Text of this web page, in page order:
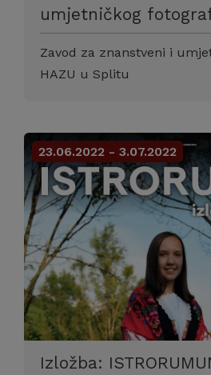
umjetničkog
Zavod za znanstveni i
HAZU u Splitu
23.06.2022 - 3.07.2022
Izložba: